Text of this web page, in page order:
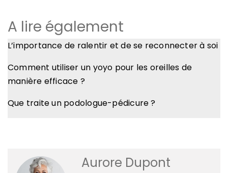
A lire également
L’importance de ralentir et de se reconnecter à soi
Comment utiliser un yoyo pour les oreilles de
manière efficace ?
Que traite un podologue-pédicure ?
Aurore Dupont